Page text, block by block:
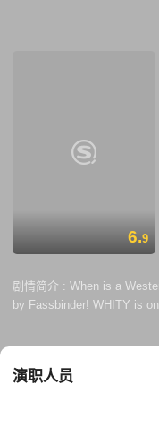
6.9
剧情简介 : When is a
by Fassbinder! WHITY is
wunderkind: I admire
have been more wrong! For
演职人员